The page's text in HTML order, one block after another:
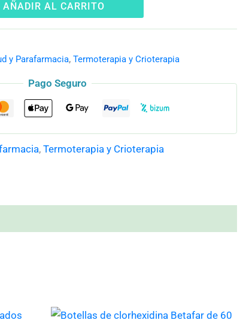
AÑADIR AL CARRITO
y Parafarmacia,Termoterapia y Crioterapia
Pago Seguro
,Termoterapia y Crioterapia
Este